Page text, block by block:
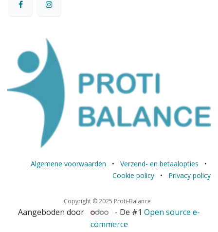
Algemene voorwaarden • Verzend- en betaalopties
•
Cookie policy
• Privacy policy
Copyright © 2025 Proti-Balance
Aangeboden door - De #1 Open source e-
commerce